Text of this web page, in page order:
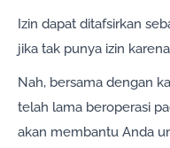
Izin dapat ditafsirkan
jika tak punya izin
Nah, bersama dengan
telah lama beroperasi
akan membantu Anda